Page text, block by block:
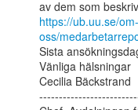
https://ub.uu.se/
oss/
Sista
Vänliga hälsningar
Cecilia Bäckstrand